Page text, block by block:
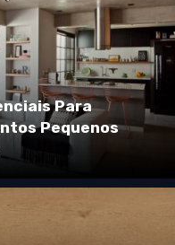
Para
Pequenos